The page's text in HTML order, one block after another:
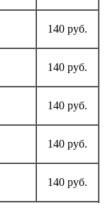
140 руб.
140 руб.
140 руб.
140 руб.
140 руб.